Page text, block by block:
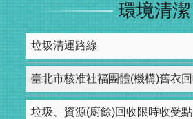
環境清潔
垃圾清運路線
垃圾、資源(廚餘)回收限時收受點